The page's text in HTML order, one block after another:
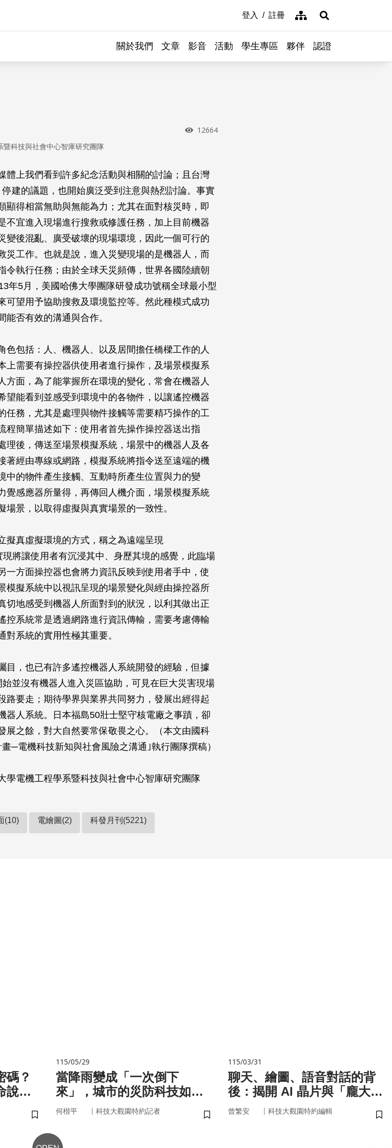
登入 註冊 網站導覽展開搜尋
關於我們 文章 影音 活動 學生專區 夥伴 認證
瀏覽次數
12664
暨科技與社會中心智庫研究團隊
體上我們看到許多紀念活動與相關的討論；且台灣
建的議題，也開始廣泛受到注意與熱烈討論。事實
顯得相當無助與無能為力；尤其在面對核災時，即
不宜進入現場進行搜救或修護任務，加上目前機器
變後混亂、廣受破壞的現場環境，因此一個可行的
災工作。也就是說，進入災變現場的是機器人，而
令執行任務；由於全球天災頻傳，世界各國陸續朝
年5月，美國哈佛大學團隊研發成功號稱全球最小型
可望用予協助搜救及環境監控等。然此種模式成功
否有效的溝通與合作。
色包括：人、機器人、以及居間擔任橋樑工作的人
上需要有操控器供使用者進行操作，及場景模擬系
方面，為了能掌握所在環境的變化，常會在機器人
望能看到並感受到環境中的各物件，以讓遙控機器
任務，尤其是處理與物件接觸等需要精巧操作的工
程簡單描述如下：使用者首先操作操控器送出指
理後，傳送至場景模擬系統，場景中的機器人及各
著經由專線或網路，模擬系統將指令送至遠端的機
中的物件產生接觸、互動時所產生位置與力的變
覺感應器所量得，再傳回人機介面，場景模擬系統
景，以取得虛擬與真實場景的一致性。
擬真虛擬環境的方式，稱之為遠端呈現
將讓使用者有沉浸其中、身歷其境的感覺，此臨場
一方面操控器也會將力資訊反映到使用者手中，使
模擬系統中以視訊呈現的場景變化與經由操控器所
切地感受到機器人所面對到的狀況，以利其做出正
控系統常是透過網路進行資訊傳輸，需要考慮傳輸
系統的實用性極其重要。
目，也已有許多遙控機器人系統開發的經驗，但據
並沒有機器人進入災區協助，可見在巨大災害現場
路要走；期待學界與業界共同努力，發展出經得起
器人系統。日本福島50壯士堅守核電廠之事蹟，卻
展之餘，對大自然要常保敬畏之心。（本文由國科
─電機科技新知與社會風險之溝通｣執行團隊撰稿）
學電機工程學系暨科技與社會中心智庫研究團隊
(10) 電繪圖(2) 科發月刊(5221)
碼？
說明
儲存書籤
115/05/29
當降雨變成「一次倒下
來」，城市的災防科技如何
即時應變？
何楷平 ｜ 科技大觀園特約記者
儲存書籤
115/03/31
聊天、繪圖、語音對話的背
後：揭開 AI 晶片與「龐大算
力」的真面目
曾繁安 ｜ 科技大觀園特約編輯
儲